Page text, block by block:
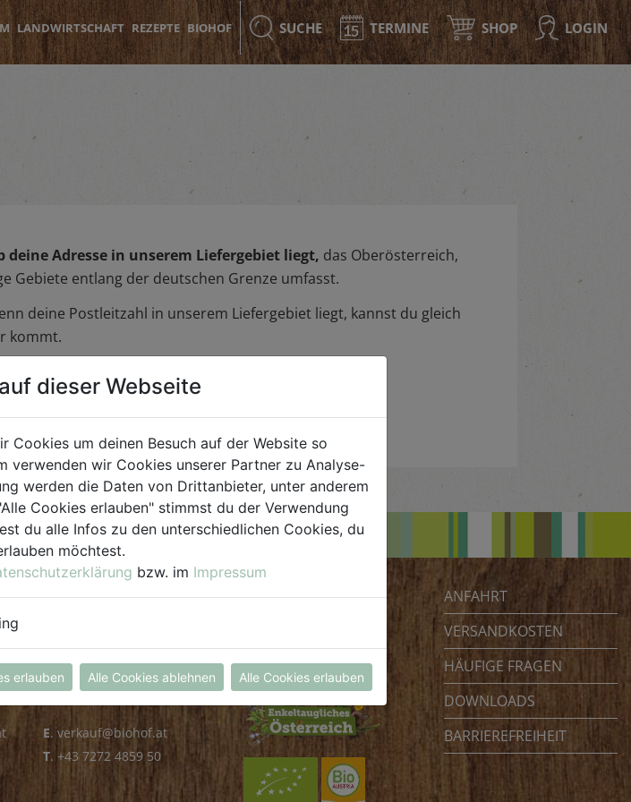
LANDWIRTSCHAFT REZEPTE BIOHOF SUCHE TERMINE SHOP LOGIN
Adresse in unserem Liefergebiet liegt, das Oberösterreich,
Gebiete entlang der deutschen Grenze umfasst.
deine Postleitzahl in unserem Liefergebiet liegt, kannst du gleich
kommt.
GROSSHANDEL
Mo - Do: 8.00 - 16.00 Uhr
E. verkauf@biohof.at
T. +43 7272 4859 50
Biohof Achleitner
4070 Eferding
Österreich
ANFAHRT
VERSANDKOSTEN
HÄUFIGE FRAGEN
DOWNLOADS
BARRIEREFREIHEIT
dieser Webseite
Cookies um deinen Besuch auf der Website so
verwenden wir Cookies unserer Partner zu Analyse-
werden die Daten von Drittanbieter, unter anderem
Cookies erlauben" stimmst du der Verwendung
du alle Infos zu den unterschiedlichen Cookies, du
möchtest.
bzw. im Impressum
erlauben Alle Cookies ablehnen Alle Cookies erlauben